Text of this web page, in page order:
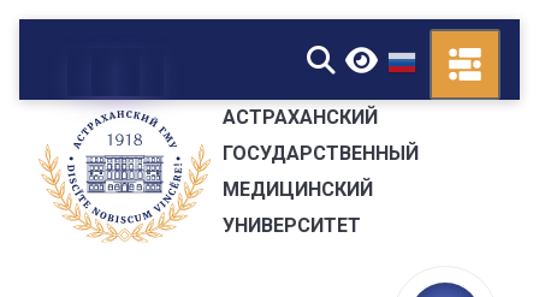
▼
АСТРАХАНСКИЙ
ГОСУДАРСТВЕННЫЙ
МЕДИЦИНСКИЙ
УНИВЕРСИТЕТ